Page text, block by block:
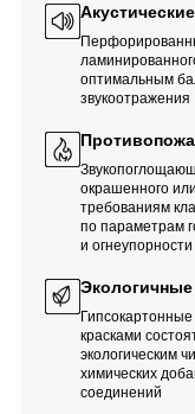
оптимальным
звукоотражения
окрашенного
требованиям
по параметрам
и огнеупорности
красками
экологическим
химических
соединений